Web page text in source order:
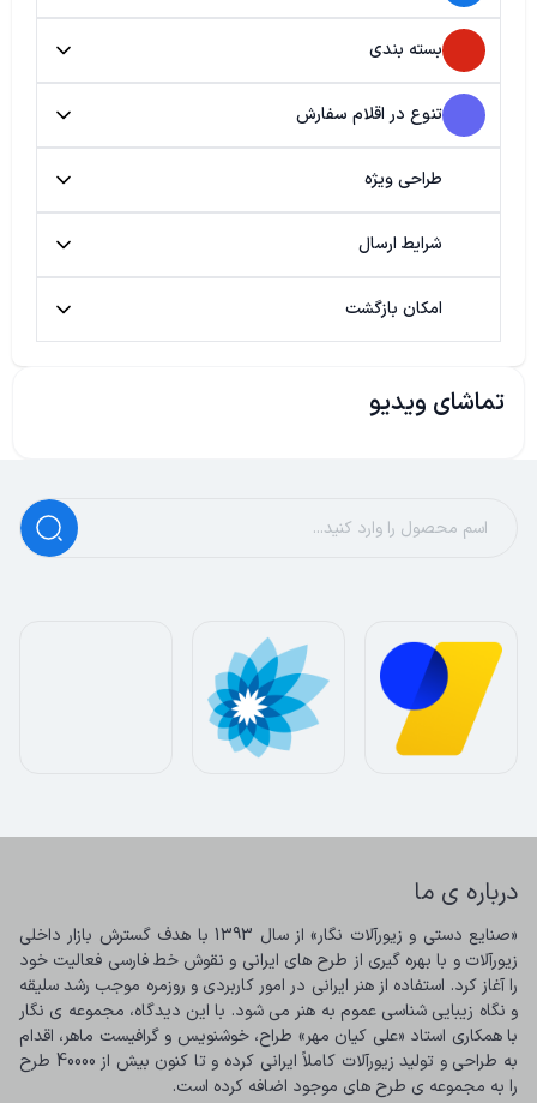
بسته بندی
تنوع در اقلام سفارش
طراحی ویژه
شرایط ارسال
امکان بازگشت
تماشای ویدیو
درباره ی ما
را به مجموعه ی طرح های موجود اضافه کرده است.